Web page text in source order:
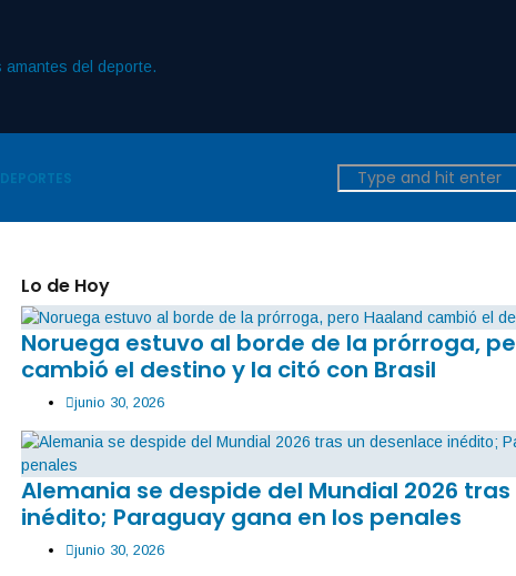
DEPORTES
Lo de Hoy
Noruega estuvo al borde de la prórroga,
cambió el destino y la citó con Brasil
junio 30, 2026
Alemania se despide del Mundial 2026
inédito; Paraguay gana en los penales
junio 30, 2026